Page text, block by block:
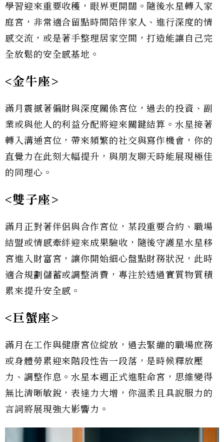
學習迎來重要收穫，眼界更開闊。隨後水星轉入家
庭宮，非常適合留點時間陪伴家人、進行深度的情
感交流，或是著手整理居家空間，打造能讓自己完
全放鬆的安全感基地。
<金牛座>
滿月震撼著偏財與深度關係宮位，過去的投資、副
業或與他人的利益分配將迎來關鍵結算。水星接著
轉入溝通宮位，帶來頻繁的社交與寫作機會，你的
直覺力在此刻大幅提升，與朋友聊天時能展現極佳
的同理心。
<雙子座>
滿月正對著伴侶與合作宮位，某段重要合約、職場
結盟或情感牽絆迎來成果驗收，隨後守護星水星移
宮進入財富宮，讓你開始細心盤點財務狀況，此時
適合規劃儲蓄或調整消費，專注於透過實質物質積
累來提升安全感。
<巨蟹座>
滿月在工作與健康宮位綻放，過去緊繃的職場庶務
或身體勞累迎來階段性告一段落，是時候釋放壓
力、調整作息。水星本週正式進駐命宮，思維變得
無比清晰敏銳，表達力大增，你溫柔且具說服力的
言詞將展現強大影響力。